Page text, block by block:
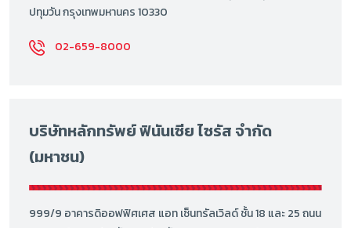
ปทุมวัน กรุงเทพมหานคร 10330
02-659-8000
บริษัทหลักทรัพย์ ฟินันเซีย ไซรัส จำกัด
(มหาชน)
999/9 อาคารดิออฟฟิศเศส แอท เซ็นทรัลเวิลด์ ชั้น 18 และ 25 ถนน